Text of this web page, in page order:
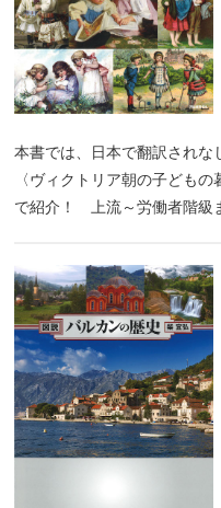
本書では、日本で翻訳されな
〈ヴィクトリア朝の子ども
で紹介！ 上流～労働者階級